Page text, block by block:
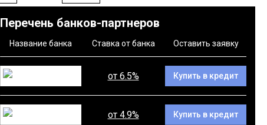
Перечень банков-партнеров
Название банка Ставка от банка Оставить заявку
от 6.5% Купить в кредит
от 4.9% Купить в кредит